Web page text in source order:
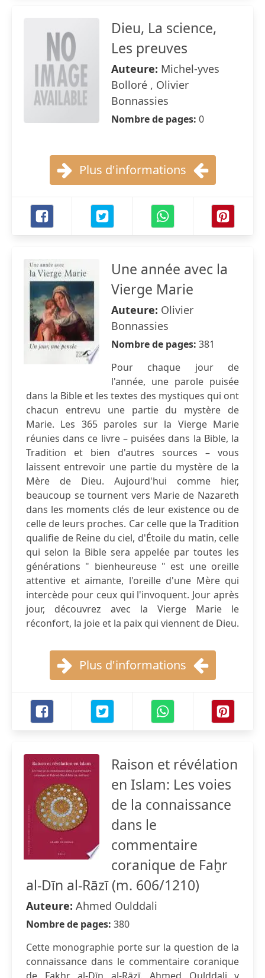
Dieu, La science,
Les preuves
Auteure: Michel-yves
Bolloré , Olivier
Bonnassies
Nombre de pages: 0
Plus d'informations
Une année avec la
Vierge Marie
Auteure: Olivier
Bonnassies
Nombre de pages: 381
Pour chaque jour de
l'année, une parole puisée
dans la Bible et les textes des mystiques qui ont
chacun entrevu une partie du mystère de
Marie. Les 365 paroles sur la Vierge Marie
réunies dans ce livre – puisées dans la Bible, la
Tradition et bien d'autres sources – vous
laissent entrevoir une partie du mystère de la
Mère de Dieu. Aujourd'hui comme hier,
beaucoup se tournent vers Marie de Nazareth
dans les moments clés de leur existence ou de
celle de leurs proches. Car celle que la Tradition
qualifie de Reine du ciel, d'Étoile du matin, celle
qui selon la Bible sera appelée par toutes les
générations " bienheureuse " est une oreille
attentive et aimante, l'oreille d'une Mère qui
intercède pour ceux qui l'invoquent. Jour après
jour, découvrez avec la Vierge Marie le
réconfort, la joie et la paix qui viennent de Dieu.
Plus d'informations
Raison et révélation
en Islam: Les voies
de la connaissance
dans le
commentaire
coranique de Faḫr
al-Dīn al-Rāzī (m. 606/1210)
Auteure: Ahmed Oulddali
Nombre de pages: 380
Cette monographie porte sur la question de la
connaissance dans le commentaire coranique